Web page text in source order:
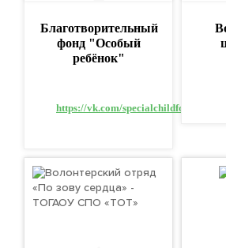
Благотворительный
фонд "Особый
ребёнок"
https://vk.com/specialchildfond